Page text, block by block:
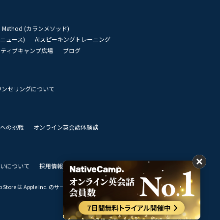
Method (カランメソッド)
ュース)
AIスピーキングトレーニング
ィブキャンプ広場
ブログ
ンセリングについて
の挑戦
オンライン英会話体験談
について 採用情報 私達のビジョン
は Apple Inc. のサービスマークです。